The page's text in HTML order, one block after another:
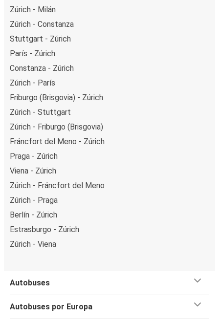
Zúrich - Milán
Zúrich - Constanza
Stuttgart - Zúrich
París - Zúrich
Constanza - Zúrich
Zúrich - París
Friburgo (Brisgovia) - Zúrich
Zúrich - Stuttgart
Zúrich - Friburgo (Brisgovia)
Fráncfort del Meno - Zúrich
Praga - Zúrich
Viena - Zúrich
Zúrich - Fráncfort del Meno
Zúrich - Praga
Berlín - Zúrich
Estrasburgo - Zúrich
Zúrich - Viena
Autobuses
Autobuses por Europa